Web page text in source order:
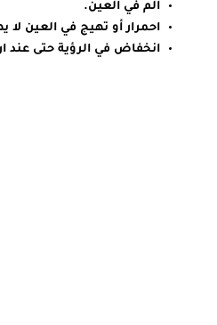
ألم في العين.
احمرار أو تهيج في العين لا
انخفاض في الرؤية حتى عند